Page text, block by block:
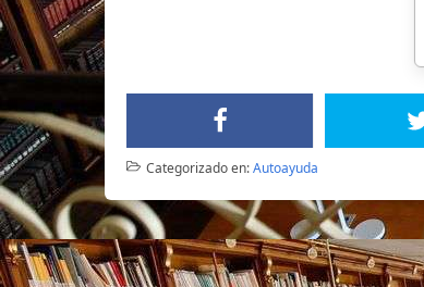
Categorizado en:Autoayuda